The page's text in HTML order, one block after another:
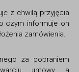
z chwilą przyjęcia
czym informuje on
zamówienia.
za pobraniem
umowy, a